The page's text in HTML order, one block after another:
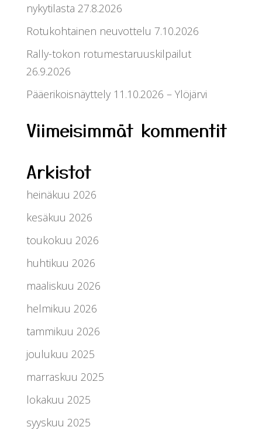
nykytilasta 27.8.2026
Rotukohtainen neuvottelu 7.10.2026
Rally-tokon rotumestaruuskilpailut
26.9.2026
Pääerikoisnäyttely 11.10.2026 – Ylöjärvi
Viimeisimmät kommentit
Arkistot
heinäkuu 2026
kesäkuu 2026
toukokuu 2026
huhtikuu 2026
maaliskuu 2026
helmikuu 2026
tammikuu 2026
joulukuu 2025
marraskuu 2025
lokakuu 2025
syyskuu 2025